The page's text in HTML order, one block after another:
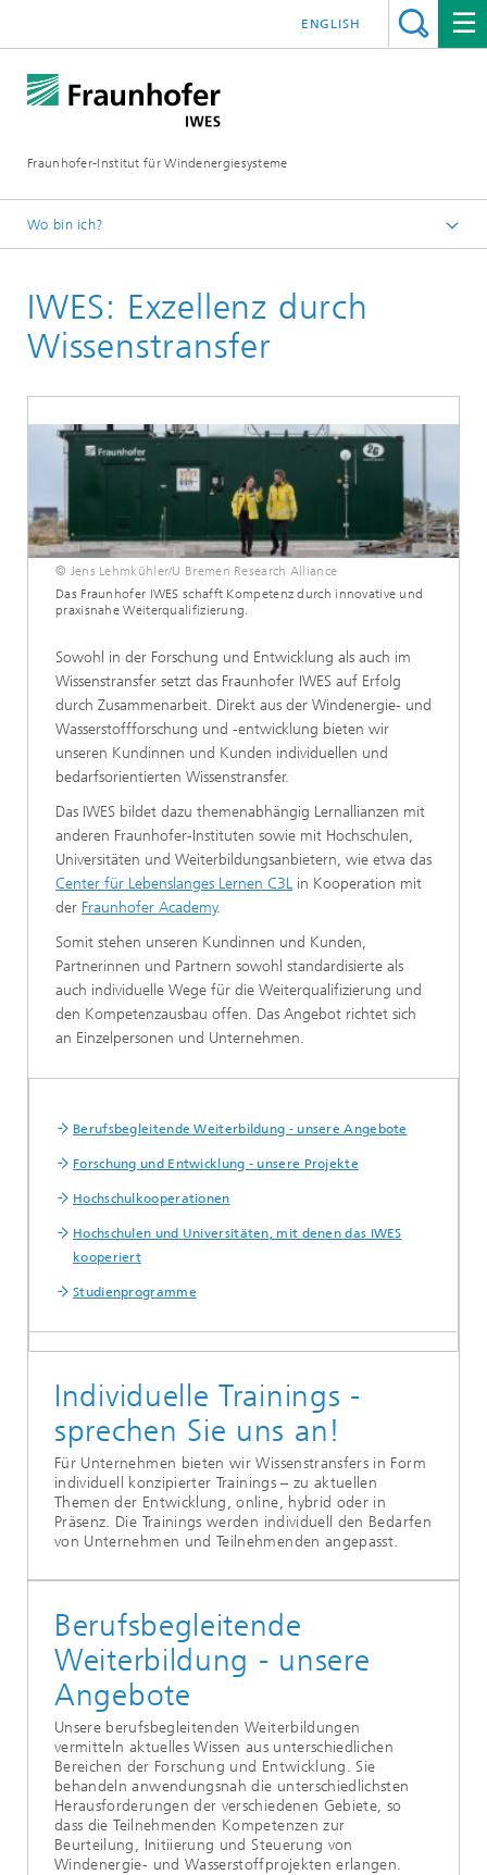
Fraunhofer-Institut für Windenergiesysteme
ENGLISH
Wo bin ich?
Über uns
IWES: Exzellenz durch
Wissenstransfer
© Jens Lehmkühler/U Bremen Research Alliance
Das Fraunhofer IWES schafft Kompetenz durch innovative und
praxisnahe Weiterqualifizierung.
Sowohl in der Forschung und Entwicklung als auch im
Wissenstransfer setzt das Fraunhofer IWES auf Erfolg
durch Zusammenarbeit. Direkt aus der Windenergie- und
Wasserstoffforschung und -entwicklung bieten wir
unseren Kundinnen und Kunden individuellen und
bedarfsorientierten Wissenstransfer.
Das IWES bildet dazu themenabhängig Lernallianzen mit
anderen Fraunhofer-Instituten sowie mit Hochschulen,
Universitäten und Weiterbildungsanbietern, wie etwa das
Center für Lebenslanges Lernen C3L in Kooperation mit
der Fraunhofer Academy.
Somit stehen unseren Kundinnen und Kunden,
Partnerinnen und Partnern sowohl standardisierte als
auch individuelle Wege für die Weiterqualifizierung und
den Kompetenzausbau offen. Das Angebot richtet sich
an Einzelpersonen und Unternehmen.
Berufsbegleitende Weiterbildung - unsere Angebote
Forschung und Entwicklung - unsere Projekte
Hochschulkooperationen
Hochschulen und Universitäten, mit denen das IWES
kooperiert
Studienprogramme
Individuelle Trainings -
sprechen Sie uns an!
Für Unternehmen bieten wir Wissenstransfers in Form
individuell konzipierter Trainings – zu aktuellen
Themen der Entwicklung, online, hybrid oder in
Präsenz. Die Trainings werden individuell den Bedarfen
von Unternehmen und Teilnehmenden angepasst.
Berufsbegleitende
Weiterbildung - unsere
Angebote
Unsere berufsbegleitenden Weiterbildungen
vermitteln aktuelles Wissen aus unterschiedlichen
Bereichen der Forschung und Entwicklung. Sie
behandeln anwendungsnah die unterschiedlichsten
Herausforderungen der verschiedenen Gebiete, so
dass die Teilnehmenden Kompetenzen zur
Beurteilung, Initiierung und Steuerung von
Windenergie- und Wasserstoffprojekten erlangen.